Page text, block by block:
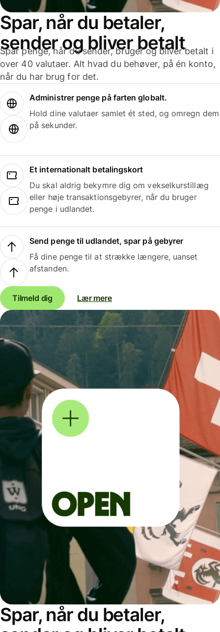
Spar, når du betaler,
sender og bliver betalt
Spar penge, når du sender, bruger og bliver betalt i
over 40 valutaer. Alt hvad du behøver, på én konto,
når du har brug for det.
Administrer penge på farten globalt.
Hold dine valutaer samlet ét sted, og omregn dem
på sekunder.
Et internationalt betalingskort
Du skal aldrig bekymre dig om vekselkurstillæg
eller høje transaktionsgebyrer, når du bruger
penge i udlandet.
Send penge til udlandet, spar på gebyrer
Få dine penge til at strække længere, uanset
afstanden.
Tilmeld dig Lær mere
Spar, når du betaler,